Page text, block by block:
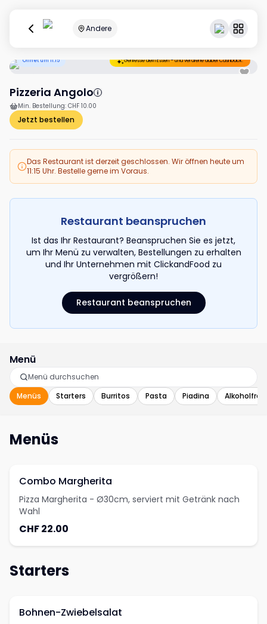
Andere
Öffnet um 11:15 Geniesse dein Essen – und verdiene dabei Cashback.
Pizzeria Angolo
Min. Bestellung: CHF 10.00
Jetzt bestellen
Das Restaurant ist derzeit geschlossen. Wir öffnen heute um
11:15 Uhr. Bestelle gerne im Voraus.
Restaurant beanspruchen
Ist das Ihr Restaurant? Beanspruchen Sie es jetzt,
um Ihr Menü zu verwalten, Bestellungen zu erhalten
und Ihr Unternehmen mit ClickandFood zu
vergrößern!
Restaurant beanspruchen
Menü
Menüs Starters Burritos Pasta Piadina
Menüs
Combo Margherita
Pizza Margherita - Ø30cm, serviert mit Getränk nach
Wahl
CHF 22.00
Starters
Bohnen-Zwiebelsalat